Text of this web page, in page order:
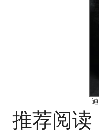
推荐阅读